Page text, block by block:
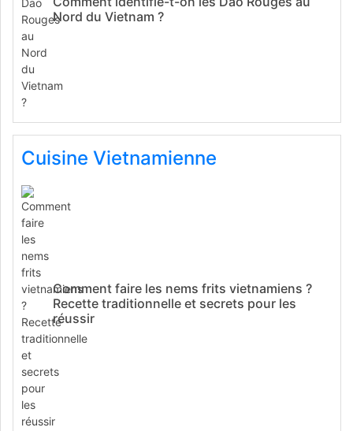
Nord du Vietnam ?
Cuisine Vietnamienne
Comment faire les nems frits vietnamiens ?
Recette traditionnelle et secrets pour les
réussir